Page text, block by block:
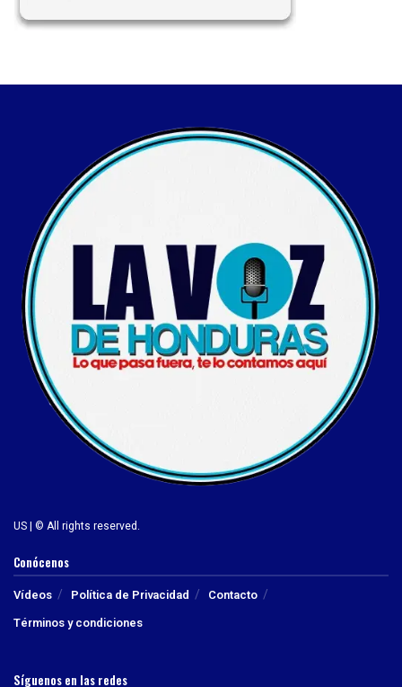
US | © All rights reserved.
Conócenos
Vídeos Política de Privacidad
Contacto
Términos y condiciones
Síguenos en las redes